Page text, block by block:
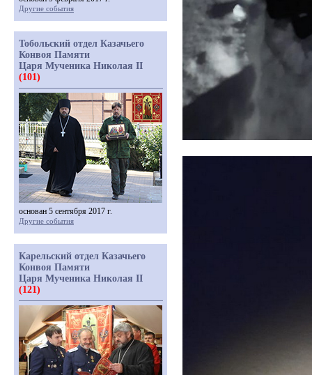
Другие события
Тобольский отдел Казачьего
Конвоя Памяти
Царя Мученика Николая II
(101)
основан 5 сентября 2017 г.
Другие события
Карельский отдел Казачьего
Конвоя Памяти
Царя Мученика Николая II
(121)